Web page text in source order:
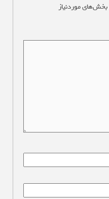
بخش‌های موردنیاز